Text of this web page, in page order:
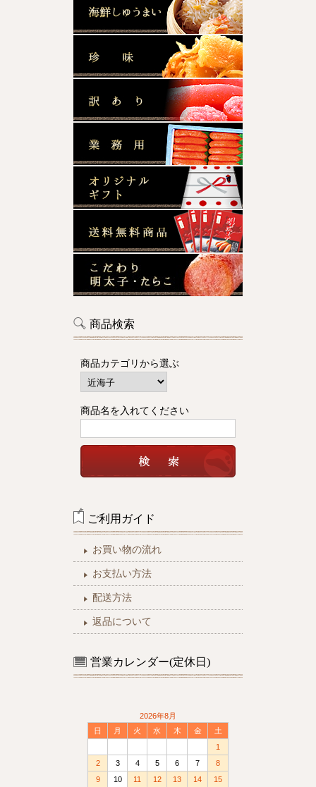
商品検索
商品カテゴリから選ぶ
商品名を入れてください
ご利用ガイド
お買い物の流れ
お支払い方法
配送方法
返品について
営業カレンダー(定休日)
2026年8月
日
月 火 水 木 金
土
1
2
3 4 5 6 7
8
9
10 11 12 13 14
15